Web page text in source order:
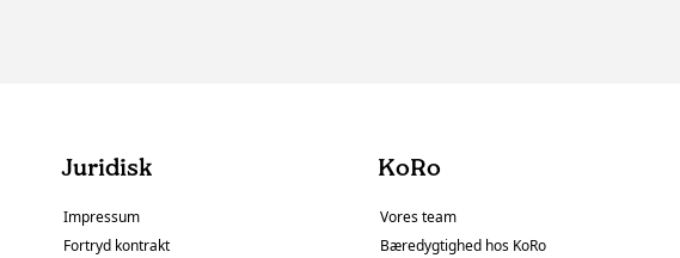
Juridisk
Impressum
Fortryd kontrakt
KoRo
Vores team
Bæredygtighed hos KoRo